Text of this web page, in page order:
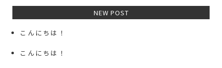
NEW POST
こんにちは！
こんにちは！